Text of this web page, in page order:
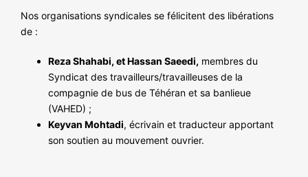
Nos organisations syndicales se félicitent des libérations
de :
Reza Shahabi, et Hassan Saeedi, membres du
Syndicat des travailleurs/travailleuses de la
compagnie de bus de Téhéran et sa banlieue
(VAHED) ;
Keyvan Mohtadi, écrivain et traducteur apportant
son soutien au mouvement ouvrier.